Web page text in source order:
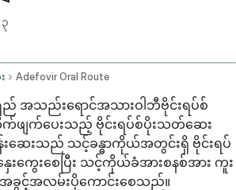
၃
Adefovir Oral Route
ည် အသည်းရောင်အသားဝါဘီဗိုင်းရပ်စ်
ဖျက်ပေးသည့် ဗိုင်းရပ်စ်ပိုးသတ်ဆေး
ဆေးသည် သင့်ခန္ဓာကိုယ်အတွင်းရှိ ဗိုင်းရပ်
နှေးကွေးစေပြီး သင့်ကိုယ်ခံအားစနစ်အား ကူး
ခွင့်အလမ်းပိုကောင်းစေသည်။